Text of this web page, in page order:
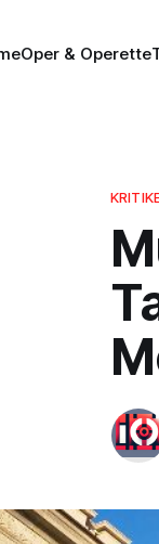
Oper & Operette